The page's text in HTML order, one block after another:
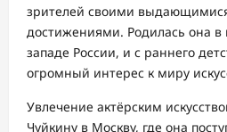
зрителей своими
достижениями. Родилась она
западе России, и с раннего
огромный интерес к миру
Увлечение актёрским
Чуйкину в Москву, где она